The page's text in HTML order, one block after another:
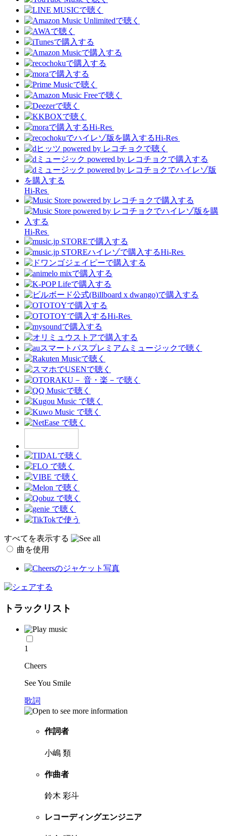
Hi-Res
Hi-Res
Hi-Res
Hi-Res
Hi-Res
Hi-Res
すべてを表示する
曲を使用
トラックリスト
1
Cheers
See You Smile
歌詞
作詞者
小嶋 類
作曲者
鈴木 彩斗
レコーディングエンジニア